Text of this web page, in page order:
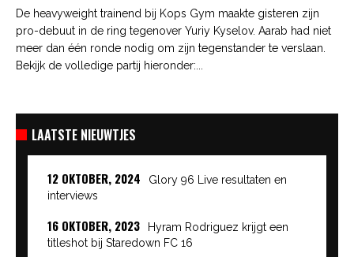
De heavyweight trainend bij Kops Gym maakte gisteren zijn
pro-debuut in de ring tegenover Yuriy Kyselov. Aarab had niet
meer dan één ronde nodig om zijn tegenstander te verslaan.
Bekijk de volledige partij hieronder:...
LAATSTE NIEUWTJES
12 OKTOBER, 2024
Glory 96 Live resultaten en
interviews
16 OKTOBER, 2023
Hyram Rodriguez krijgt een
titleshot bij Staredown FC 16